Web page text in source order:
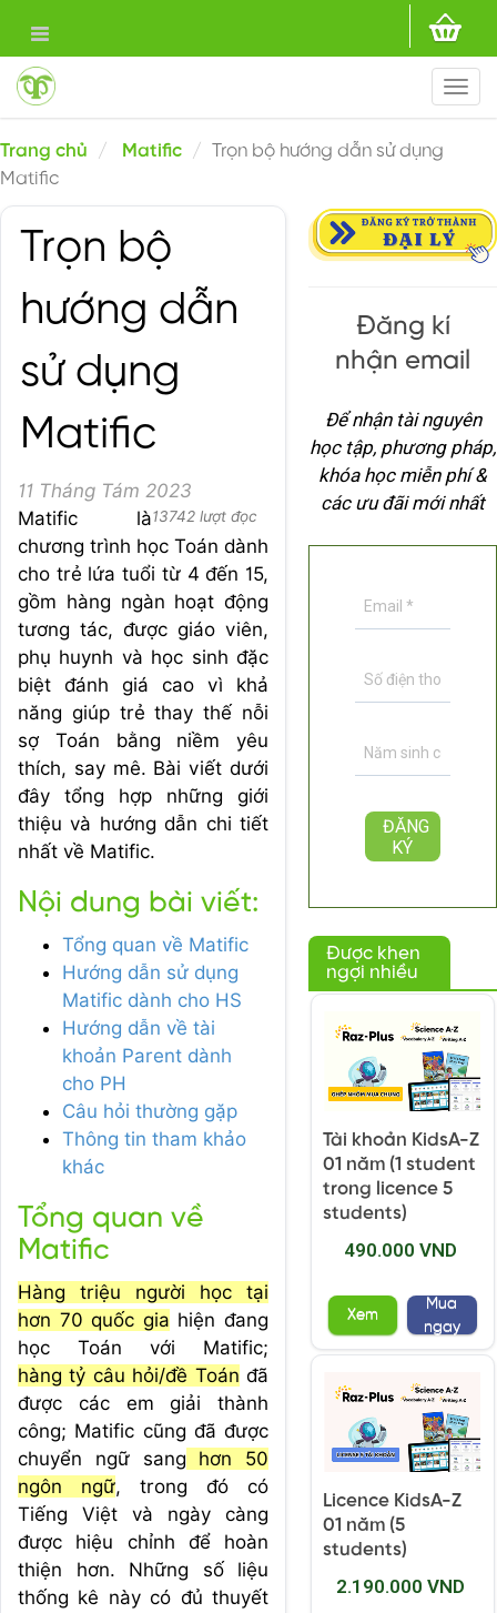
Trang chủ Matific
Trọn bộ hướng dẫn sử dụng
Matific
Trọn bộ
hướng dẫn
sử dụng
Matific
11 Tháng Tám 2023
13742 lượt đọc
Matific là
chương trình học Toán dành
cho trẻ lứa tuổi từ 4 đến 15,
gồm hàng ngàn hoạt động
tương tác, được giáo viên,
phụ huynh và học sinh đặc
biệt đánh giá cao vì khả
năng giúp trẻ thay thế nỗi
sợ Toán bằng niềm yêu
thích, say mê. Bài viết dưới
đây tổng hợp những giới
thiệu và hướng dẫn chi tiết
nhất về Matific.
Nội dung bài viết:
Tổng quan về Matific
Hướng dẫn sử dụng
Matific dành cho HS
Hướng dẫn về tài
khoản Parent dành
cho PH
Câu hỏi thường gặp
Thông tin tham khảo
khác
Tổng quan về
Matific
Hàng triệu người học tại
hơn 70 quốc gia hiện đang
học Toán với Matific;
hàng tỷ câu hỏi/đề Toán đã
được các em giải thành
công; Matific cũng đã được
chuyển ngữ sang hơn 50
ngôn ngữ, trong đó có
Tiếng Việt và ngày càng
được hiệu chỉnh để hoàn
thiện hơn. Những số liệu
thống kê này có đủ thuyết
Đăng kí
nhận email
Để nhận tài nguyên
học tập, phương pháp,
khóa học miễn phí &
các ưu đãi mới nhất
Được khen
ngợi nhiều
Tài khoản KidsA-Z
01 năm (1 student
trong licence 5
students)
490.000 VND
Xem
Mua
ngay
Licence KidsA-Z
01 năm (5
students)
2.190.000 VND